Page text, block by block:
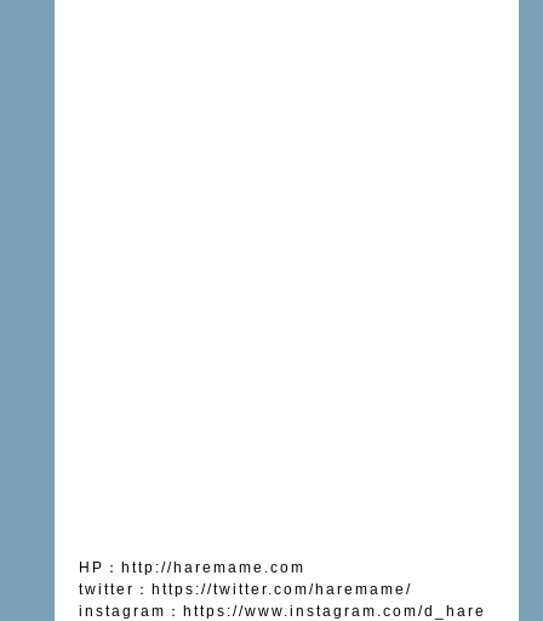
HP ： http://haremame.com
twitter ： https://twitter.com/haremame/
instagram ： https://www.instagram.com/d_hare